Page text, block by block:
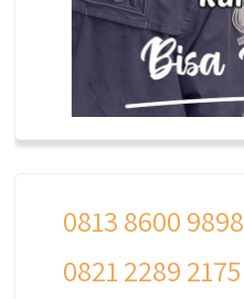
qyusipersada
0813 8600 9898
0821 2289 2175